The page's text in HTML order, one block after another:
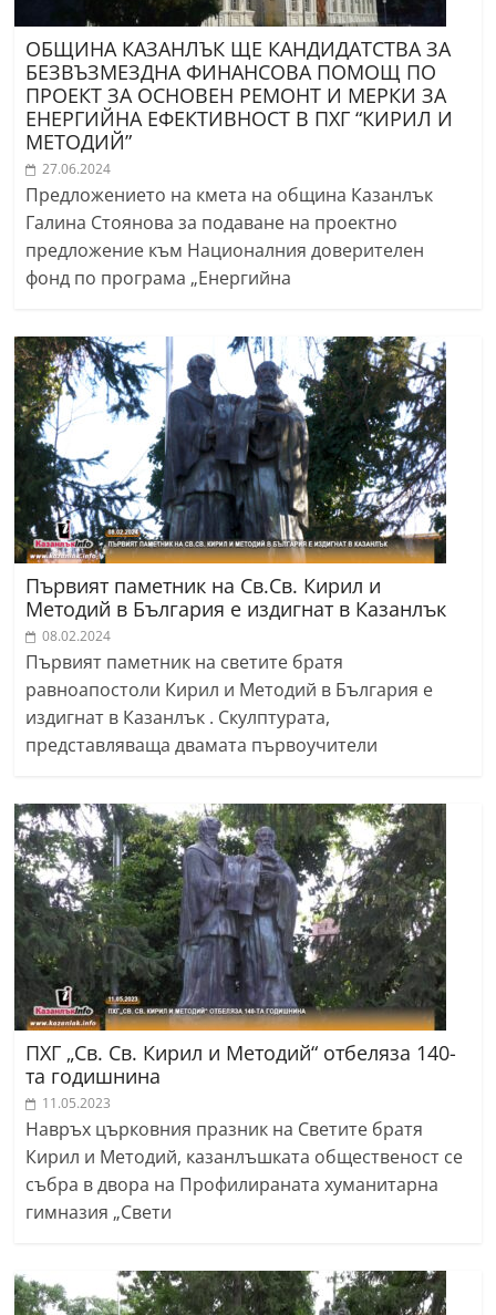
ОБЩИНА КАЗАНЛЪК ЩЕ КАНДИДАТСТВА ЗА
БЕЗВЪЗМЕЗДНА ФИНАНСОВА ПОМОЩ ПО
ПРОЕКТ ЗА ОСНОВЕН РЕМОНТ И МЕРКИ ЗА
ЕНЕРГИЙНА ЕФЕКТИВНОСТ В ПХГ “КИРИЛ И
МЕТОДИЙ”
27.06.2024
Предложението на кмета на община Казанлък
Галина Стоянова за подаване на проектно
предложение към Националния доверителен
фонд по програма „Енергийна
Първият паметник на Св.Св. Кирил и
Методий в България е издигнат в Казанлък
08.02.2024
Първият паметник на светите братя
равноапостоли Кирил и Методий в България е
издигнат в Казанлък . Скулптурата,
представляваща двамата първоучители
ПХГ „Св. Св. Кирил и Методий“ отбеляза 140-
та годишнина
11.05.2023
Навръх църковния празник на Светите братя
Кирил и Методий, казанлъшката общественост се
събра в двора на Профилираната хуманитарна
гимназия „Свети